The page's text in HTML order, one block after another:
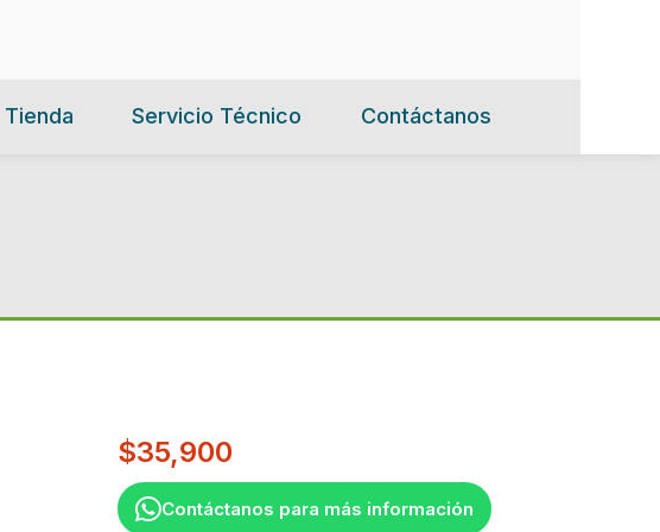
Tienda Servicio Técnico Contáctanos
$35,900
Contáctanos para más información